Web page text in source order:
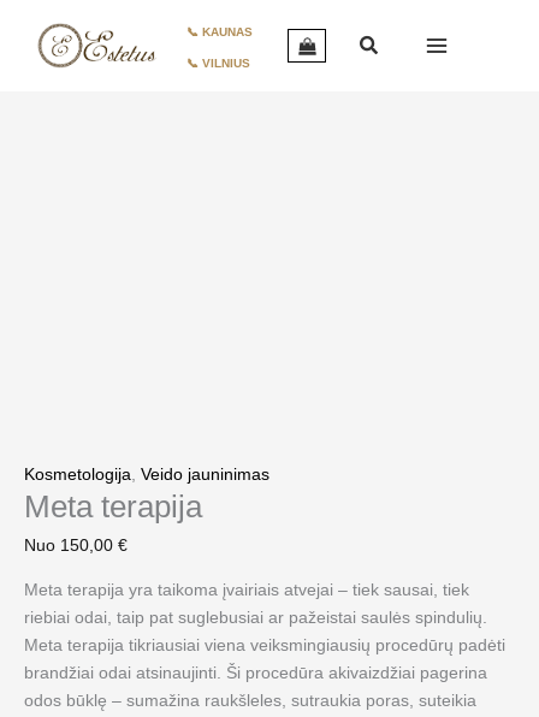
turinio
📞 KAUNAS
📞 VILNIUS
Kosmetologija, Veido jauninimas
Meta terapija
Nuo 150,00 €
Meta terapija yra taikoma įvairiais atvejai – tiek sausai, tiek
riebiai odai, taip pat suglebusiai ar pažeistai saulės spindulių.
Meta terapija tikriausiai viena veiksmingiausių procedūrų padėti
brandžiai odai atsinaujinti. Ši procedūra akivaizdžiai pagerina
odos būklę – sumažina raukšleles, sutraukia poras, suteikia
kiekis:
Meta